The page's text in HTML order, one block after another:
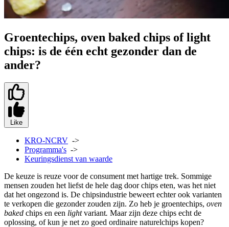
Groentechips, oven baked chips of light
chips: is de één echt gezonder dan de
ander?
Like
KRO-NCRV ->
Programma's ->
Keuringsdienst van waarde
De keuze is reuze voor de consument met hartige trek. Sommige
mensen zouden het liefst de hele dag door chips eten, was het niet
dat het ongezond is. De chipsindustrie beweert echter ook varianten
te verkopen die gezonder zouden zijn. Zo heb je groentechips, oven
baked chips en een lightvariant. Maar zijn deze chips echt de
oplossing, of kun je net zo goed ordinaire naturelchips kopen?